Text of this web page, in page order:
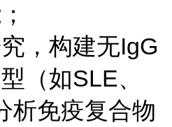
，构建无IgG
（如SLE、
析免疫复合物